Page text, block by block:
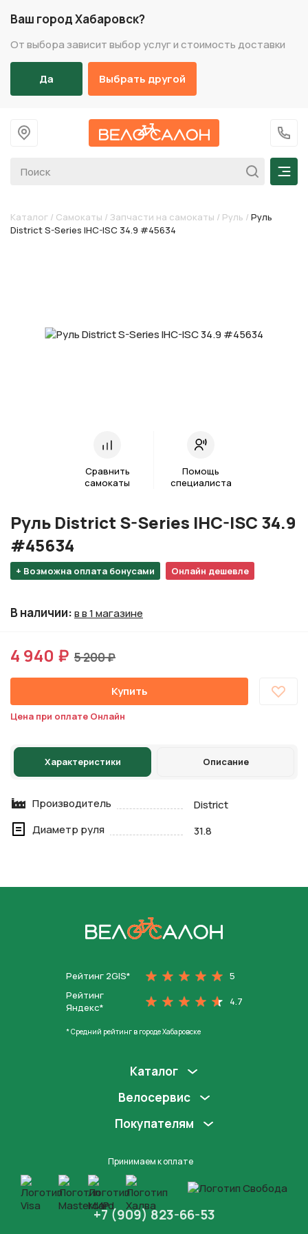
Ваш город Хабаровск?
От выбора зависит выбор услуг и стоимость доставки
Да Выбрать другой
На главную
+7
Каталог / Самокаты / Запчасти на самокаты / Руль / Руль
District S-Series IHC-ISC 34.9 #45634
Сравнить
самокаты
Помощь
специалиста
+ Возможна оплата бонусами Онлайн дешевле
Руль District S-Series IHC-ISC 34.9
#45634
В наличии:в в 1 магазине
4 940 ₽ 5 200 ₽
Купить
Цена при оплате Онлайн
Характеристики Описание
Производитель
District
Диаметр руля
31.8
Рейтинг 2GIS*
5
Рейтинг
Яндекс*
4.7
* Средний рейтинг в городе Хабаровске
Каталог
Велосервис
Покупателям
Принимаем к оплате
+7 (909) 823-66-53